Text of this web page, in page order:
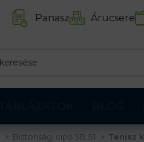
Panasz Árucsere
Biztonsági cipő SB,S1 Tenisz